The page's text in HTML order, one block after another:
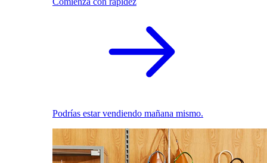
Podrías estar vendiendo mañana mismo.